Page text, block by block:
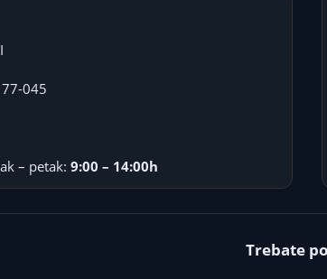
045
– petak:9:00 – 14:00h
Trebate